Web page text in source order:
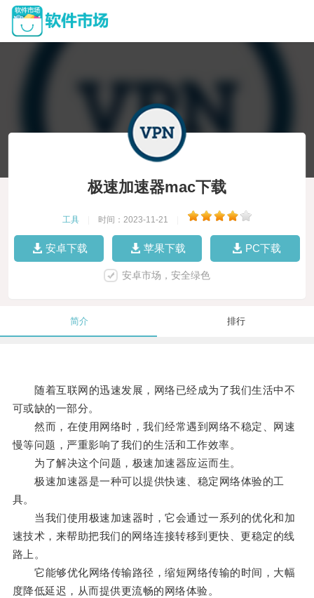
极速加速器mac下载
工具 时间：2023-11-21
安卓下载 苹果下载 PC下载
安卓市场，安全绿色
简介 排行
随着互联网的迅速发展，网络已经成为了我们生活中不
可或缺的一部分。
然而，在使用网络时，我们经常遇到网络不稳定、网速
慢等问题，严重影响了我们的生活和工作效率。
为了解决这个问题，极速加速器应运而生。
极速加速器是一种可以提供快速、稳定网络体验的工
具。
当我们使用极速加速器时，它会通过一系列的优化和加
速技术，来帮助把我们的网络连接转移到更快、更稳定的线
路上。
它能够优化网络传输路径，缩短网络传输的时间，大幅
度降低延迟，从而提供更流畅的网络体验。